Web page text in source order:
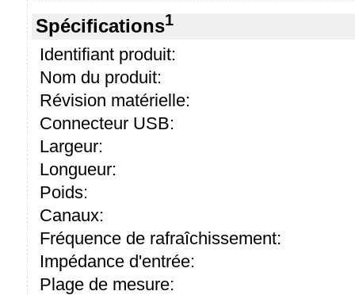
Spécifications1
Identifiant produit:
Nom du produit:
Révision matérielle:
Connecteur USB:
Largeur:
Longueur:
Poids:
Canaux:
Fréquence de rafraîchissement:
Impédance d'entrée:
Plage de mesure: